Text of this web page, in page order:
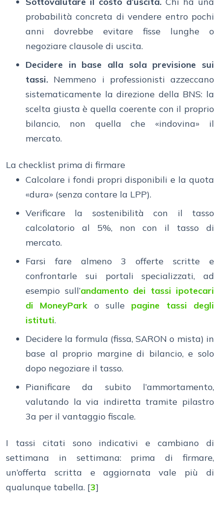
probabilità concreta di vendere entro pochi
anni dovrebbe evitare fisse lunghe o
negoziare clausole di uscita.
Decidere in base alla sola previsione sui
tassi. Nemmeno i professionisti azzeccano
sistematicamente la direzione della BNS: la
scelta giusta è quella coerente con il proprio
bilancio, non quella che «indovina» il
mercato.
La checklist prima di firmare
Calcolare i fondi propri disponibili e la quota
«dura» (senza contare la LPP).
Verificare la sostenibilità con il tasso
calcolatorio al 5%, non con il tasso di
mercato.
Farsi fare almeno 3 offerte scritte e
confrontarle sui portali specializzati, ad
esempio sull’andamento dei tassi ipotecari
di MoneyPark o sulle pagine tassi degli
istituti.
Decidere la formula (fissa, SARON o mista) in
base al proprio margine di bilancio, e solo
dopo negoziare il tasso.
Pianificare da subito l’ammortamento,
valutando la via indiretta tramite pilastro
3a per il vantaggio fiscale.
I tassi citati sono indicativi e cambiano di
settimana in settimana: prima di firmare,
un’offerta scritta e aggiornata vale più di
qualunque tabella. [3]